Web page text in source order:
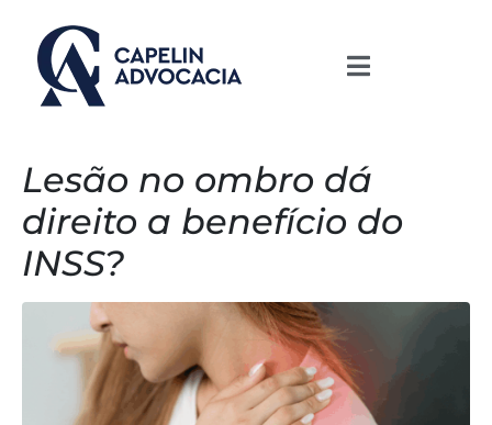
Lesão no ombro dá
direito a benefício do
INSS?